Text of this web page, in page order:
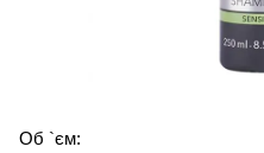
Об `єм: